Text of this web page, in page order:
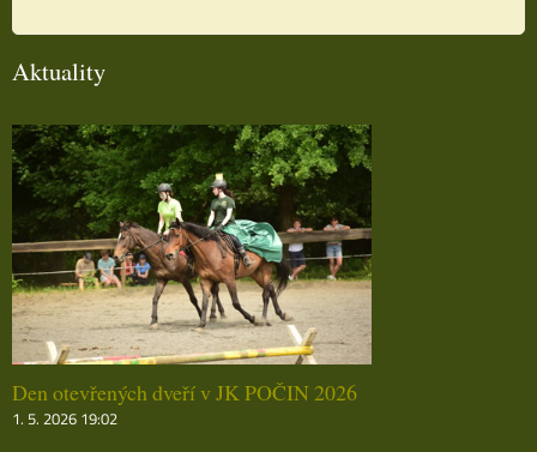
Aktuality
Den otevřených dveří v JK POČIN 2026
1. 5. 2026 19:02